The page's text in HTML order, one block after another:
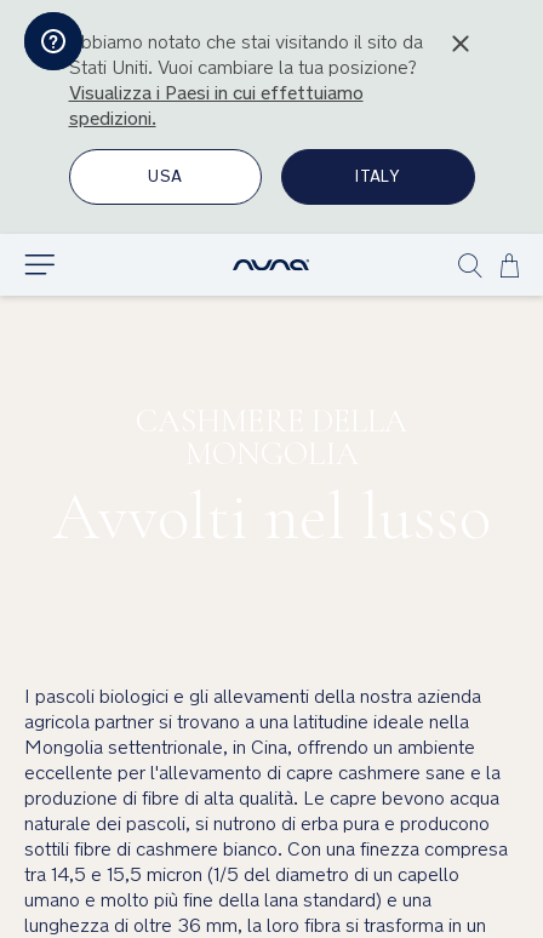
Abbiamo notato che stai visitando il sito da
Stati Uniti. Vuoi cambiare la tua posizione?
Visualizza i Paesi in cui effettuiamo
spedizioni.
USA ITALY
al
Show
I pascoli biologici e gli allevamenti della nostra azienda
agricola partner si trovano a una latitudine ideale nella
Mongolia settentrionale, in Cina, offrendo un ambiente
eccellente per l'allevamento di capre cashmere sane e la
produzione di fibre di alta qualità. Le capre bevono acqua
naturale dei pascoli, si nutrono di erba pura e producono
sottili fibre di cashmere bianco. Con una finezza compresa
tra 14,5 e 15,5 micron (1/5 del diametro di un capello
umano e molto più fine della lana standard) e una
lunghezza di oltre 36 mm, la loro fibra si trasforma in un